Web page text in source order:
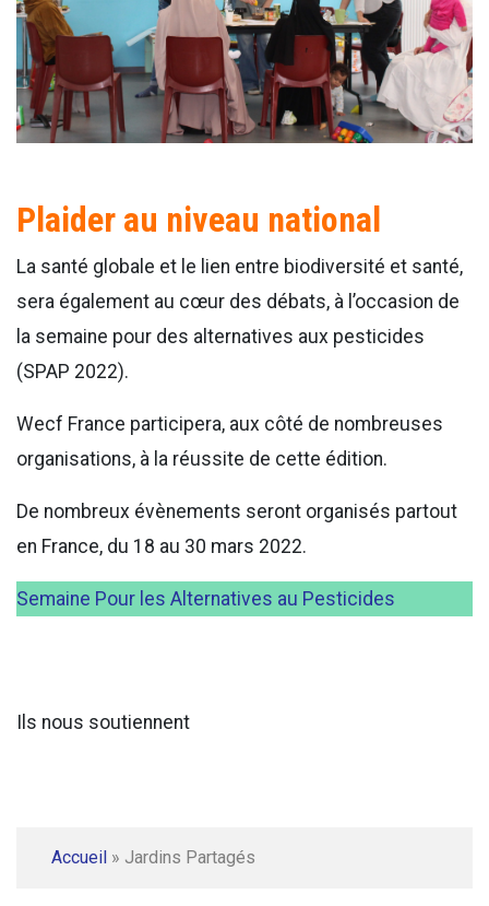
Plaider au niveau national
La santé globale et le lien entre biodiversité et santé,
sera également au cœur des débats, à l’occasion de
la semaine pour des alternatives aux pesticides
(SPAP 2022).
Wecf France participera, aux côté de nombreuses
organisations, à la réussite de cette édition.
De nombreux évènements seront organisés partout
en France, du 18 au 30 mars 2022.
Semaine Pour les Alternatives au Pesticides
Ils nous soutiennent
Accueil » Jardins Partagés